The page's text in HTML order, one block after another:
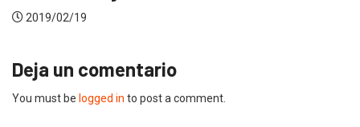
2017/04/20
Deja un comentario
You must be logged in to post a comment.